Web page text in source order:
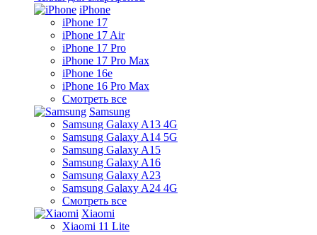
iPhone
iPhone 17
iPhone 17 Air
iPhone 17 Pro
iPhone 17 Pro Max
iPhone 16e
iPhone 16 Pro Max
Смотреть все
Samsung
Samsung Galaxy A13 4G
Samsung Galaxy A14 5G
Samsung Galaxy A15
Samsung Galaxy A16
Samsung Galaxy A23
Samsung Galaxy A24 4G
Смотреть все
Xiaomi
Xiaomi 11 Lite